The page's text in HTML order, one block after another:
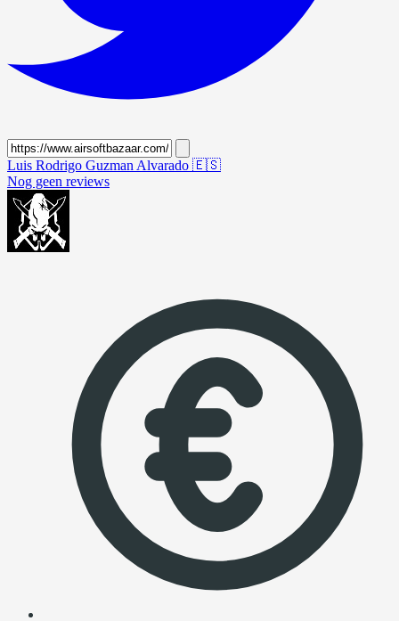
Luis Rodrigo Guzman Alvarado 🇪🇸
Nog geen reviews